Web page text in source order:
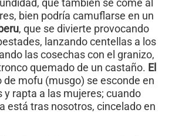
que también se come al
bien podría camuflarse en un
, que se divierte provocando
lanzando centellas a los
las cosechas con el granizo,
quemado de un castaño. El
de mofu (musgo) se esconde en
y rapta a las mujeres; cuando
está tras nosotros, cincelado en